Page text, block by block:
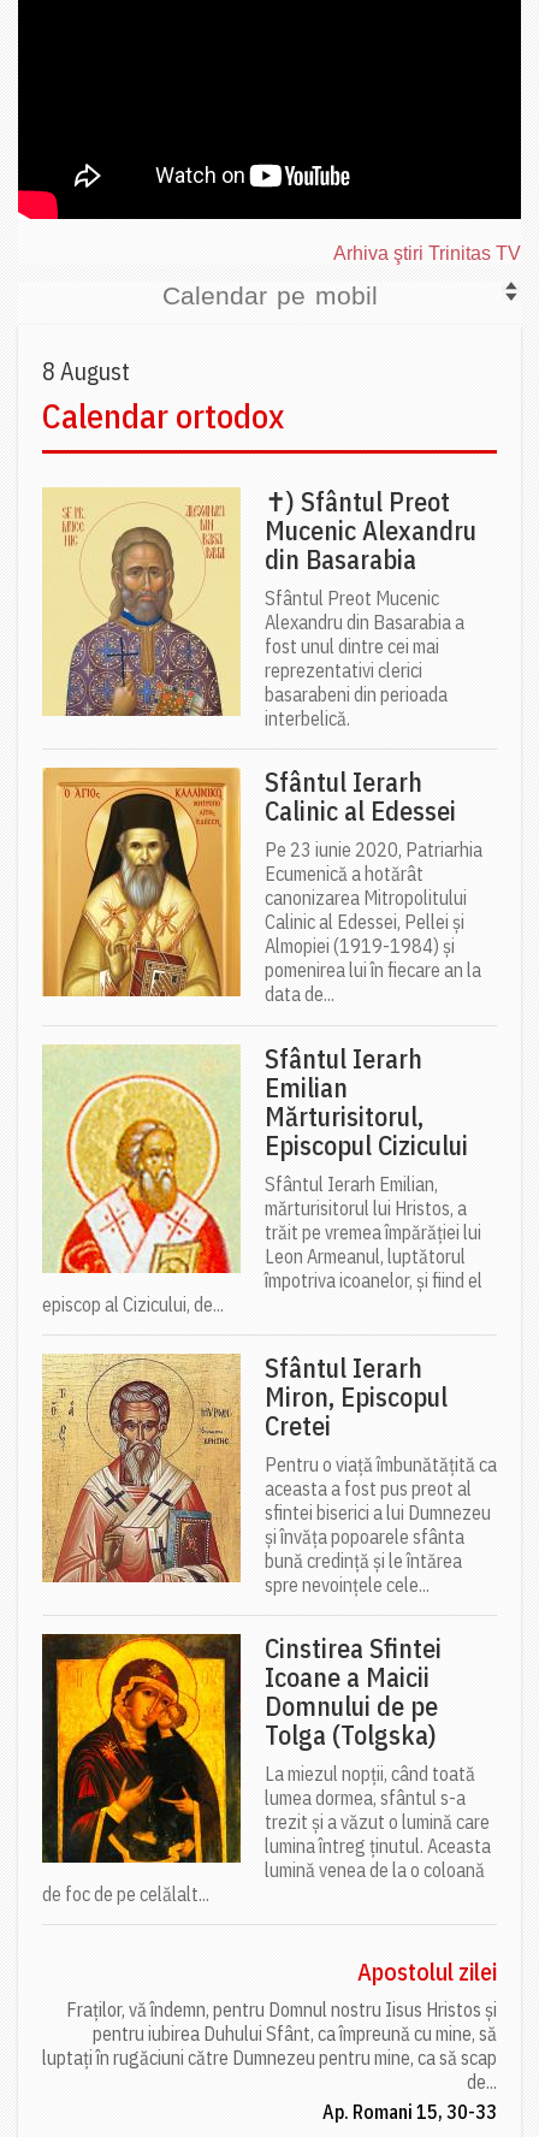
Arhiva ştiri Trinitas TV
Calendar pe mobil
8 August
Calendar ortodox
✝) Sfântul Preot
Mucenic Alexandru
din Basarabia
Sfântul Preot Mucenic
Alexandru din Basarabia a
fost unul dintre cei mai
reprezentativi clerici
basarabeni din perioada
interbelică.
Sfântul Ierarh
Calinic al Edessei
Pe 23 iunie 2020, Patriarhia
Ecumenică a hotărât
canonizarea Mitropolitului
Calinic al Edessei, Pellei și
Almopiei (1919-1984) și
pomenirea lui în fiecare an la
data de...
Sfântul Ierarh
Emilian
Mărturisitorul,
Episcopul Cizicului
Sfântul Ierarh Emilian,
mărturisitorul lui Hristos, a
trăit pe vremea împărăției lui
Leon Armeanul, luptătorul
împotriva icoanelor, și fiind el
episcop al Cizicului, de...
Sfântul Ierarh
Miron, Episcopul
Cretei
Pentru o viață îmbunătățită ca
aceasta a fost pus preot al
sfintei biserici a lui Dumnezeu
și învăța popoarele sfânta
bună credință și le întărea
spre nevoințele cele...
Cinstirea Sfintei
Icoane a Maicii
Domnului de pe
Tolga (Tolgska)
La miezul nopții, când toată
lumea dormea, sfântul s-a
trezit și a văzut o lumină care
lumina întreg ținutul. Aceasta
lumină venea de la o coloană
de foc de pe celălalt...
Apostolul zilei
Fraților, vă îndemn, pentru Domnul nostru Iisus Hristos și
pentru iubirea Duhului Sfânt, ca împreună cu mine, să
luptați în rugăciuni către Dumnezeu pentru mine, ca să scap
de...
Ap. Romani 15, 30-33